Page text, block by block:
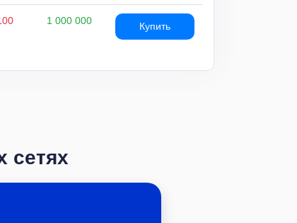
1 000 000
Купить
сетях